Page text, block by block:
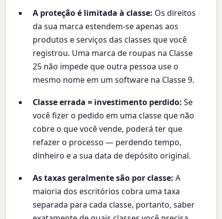
A proteção é limitada à classe: Os direitos
da sua marca estendem-se apenas aos
produtos e serviços das classes que você
registrou. Uma marca de roupas na Classe
25 não impede que outra pessoa use o
mesmo nome em um software na Classe 9.
Classe errada = investimento perdido: Se
você fizer o pedido em uma classe que não
cobre o que você vende, poderá ter que
refazer o processo — perdendo tempo,
dinheiro e a sua data de depósito original.
As taxas geralmente são por classe: A
maioria dos escritórios cobra uma taxa
separada para cada classe, portanto, saber